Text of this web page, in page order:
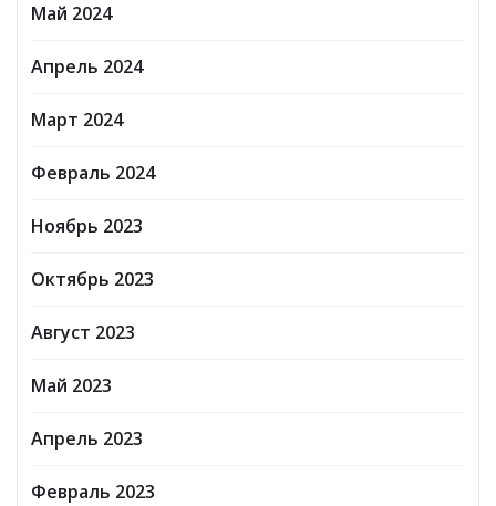
Май 2024
Апрель 2024
Март 2024
Февраль 2024
Ноябрь 2023
Октябрь 2023
Август 2023
Май 2023
Апрель 2023
Февраль 2023